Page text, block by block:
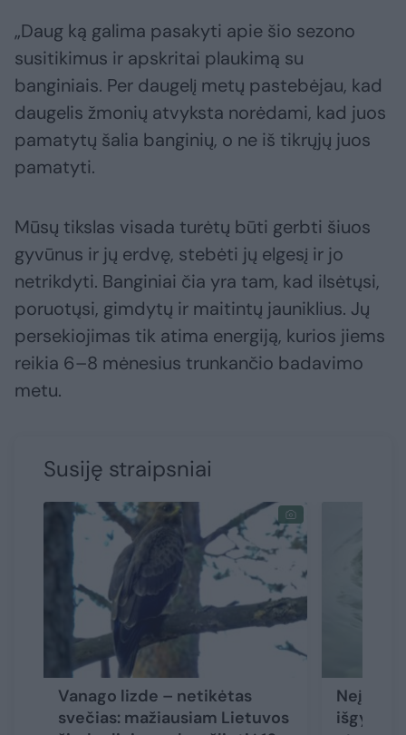
„Daug ką galima pasakyti apie šio sezono
susitikimus ir apskritai plaukimą su
banginiais. Per daugelį metų pastebėjau, kad
daugelis žmonių atvyksta norėdami, kad juos
pamatytų šalia banginių, o ne iš tikrųjų juos
pamatyti.
Mūsų tikslas visada turėtų būti gerbti šiuos
gyvūnus ir jų erdvę, stebėti jų elgesį ir jo
netrikdyti. Banginiai čia yra tam, kad ilsėtųsi,
poruotųsi, gimdytų ir maitintų jauniklius. Jų
persekiojimas tik atima energiją, kurios jiems
reikia 6–8 mėnesius trunkančio badavimo
metu.
Susiję straipsniai
Vanago lizde – netikėtas
svečias: mažiausiam Lietuvos